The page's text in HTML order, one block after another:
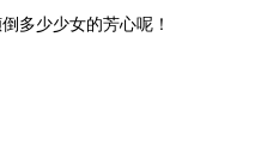
多少少女的芳心呢！